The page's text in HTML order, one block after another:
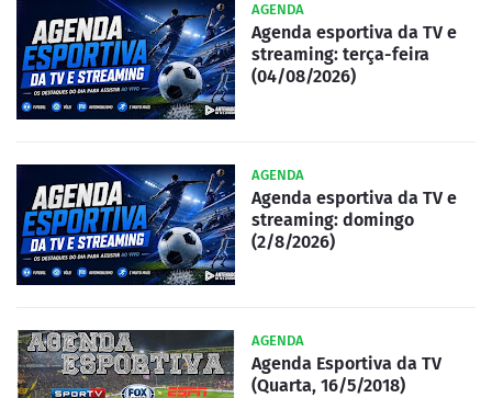
AGENDA
Agenda esportiva da TV e
streaming: terça-feira
(04/08/2026)
AGENDA
Agenda esportiva da TV e
streaming: domingo
(2/8/2026)
AGENDA
Agenda Esportiva da TV
(Quarta, 16/5/2018)